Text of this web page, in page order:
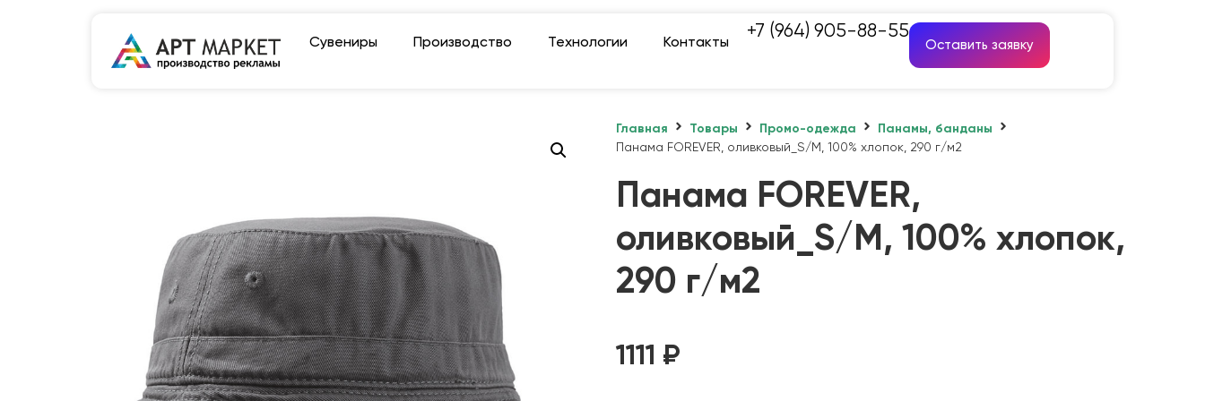
Сувениры Производство Технологии Контакты
+7 (964) 905-88-55
Оставить заявку
Главная Товары Промо-одежда
Панамы, банданы
Панама FOREVER, оливковый_S/M, 100% хлопок, 290 г/м2
Панама FOREVER,
оливковый_S/M, 100% хлопок,
290 г/м2
1111 ₽